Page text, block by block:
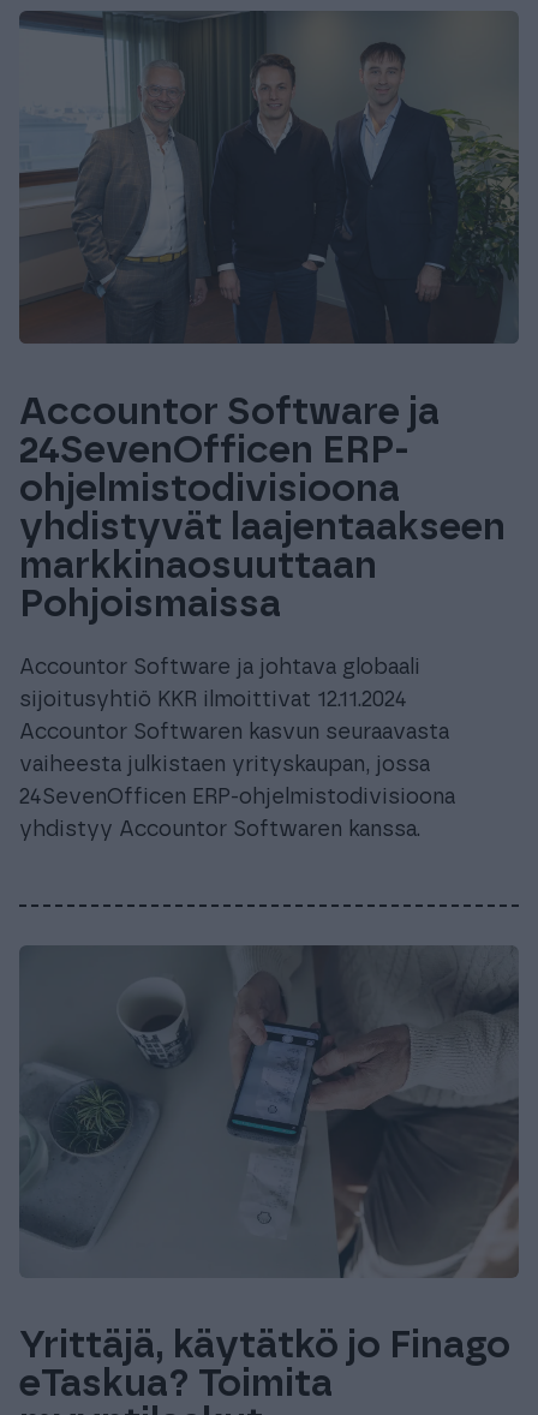
Accountor Software ja
24SevenOfficen ERP-
ohjelmistodivisioona
yhdistyvät laajentaakseen
markkinaosuuttaan
Pohjoismaissa
Accountor Software ja johtava globaali
sijoitusyhtiö KKR ilmoittivat 12.11.2024
Accountor Softwaren kasvun seuraavasta
vaiheesta julkistaen yrityskaupan, jossa
24SevenOfficen ERP-ohjelmistodivisioona
yhdistyy Accountor Softwaren kanssa.
Yrittäjä, käytätkö jo Finago
eTaskua? Toimita